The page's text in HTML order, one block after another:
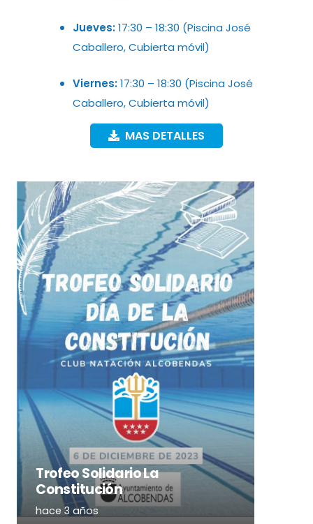
Jueves:17:30 – 18:30 (Piscina José
Caballero, Cubierta móvil)
Viernes:17:30 – 18:30 (Piscina José
Caballero, Cubierta móvil)
MAS DETALLES
Trofeo Solidario La
Constitución
hace 3 años